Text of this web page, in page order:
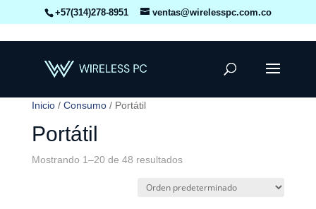
+57(314)278-8951 ventas@wirelesspc.com.co
Inicio/ Consumo/ Portátil
Portátil
Mostrando 1–20 de 48 resultados